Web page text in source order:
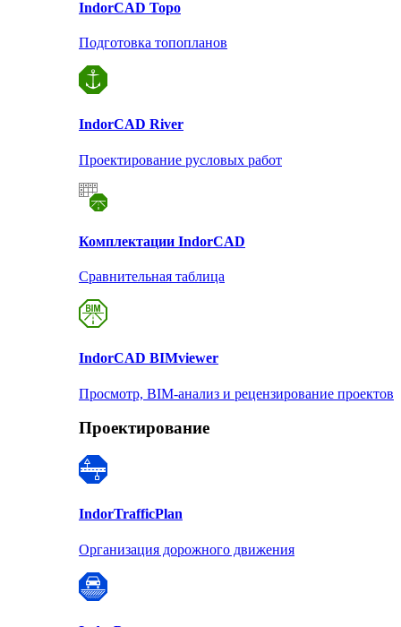
IndorCAD Topo
Подготовка топопланов
IndorCAD River
Проектирование русловых работ
Комплектации IndorCAD
Сравнительная таблица
IndorCAD BIMviewer
Просмотр, BIM-анализ и рецензирование проектов
Проектирование
IndorTrafficPlan
Организация дорожного движения